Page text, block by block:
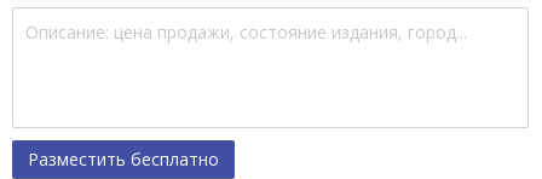
Разместить бесплатно